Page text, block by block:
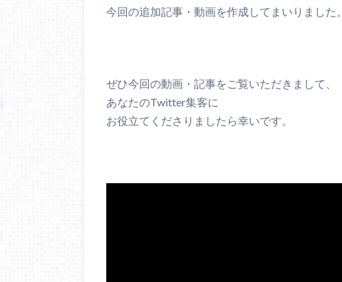
今回の追加記事・動画を作成してまいりました。
ぜひ今回の動画・記事をご覧いただきまして、
あなたのTwitter集客に
お役立てくださりましたら幸いです。